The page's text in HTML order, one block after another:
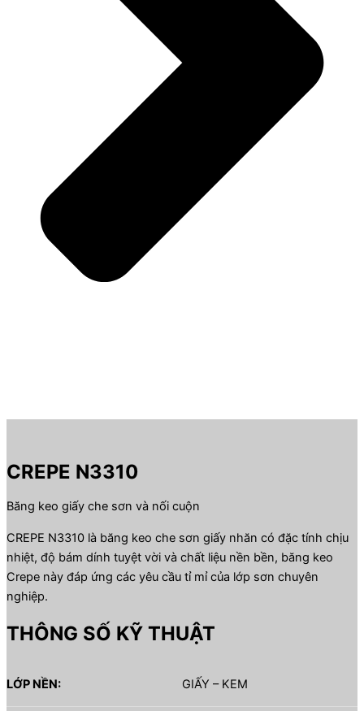
CREPE N3310
Băng keo giấy che sơn và nối cuộn
CREPE N3310 là băng keo che sơn giấy nhăn có đặc tính chịu
nhiệt, độ bám dính tuyệt vời và chất liệu nền bền, băng keo
Crepe này đáp ứng các yêu cầu tỉ mỉ của lớp sơn chuyên
nghiệp.
THÔNG SỐ KỸ THUẬT
LỚP NỀN: GIẤY – KEM